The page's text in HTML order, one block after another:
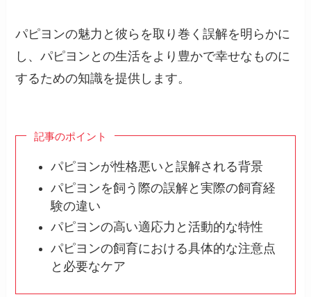
パピヨンの魅力と彼らを取り巻く誤解を明らかに
し、パピヨンとの生活をより豊かで幸せなものに
するための知識を提供します。
記事のポイント
パピヨンが性格悪いと誤解される背景
パピヨンを飼う際の誤解と実際の飼育経
験の違い
パピヨンの高い適応力と活動的な特性
パピヨンの飼育における具体的な注意点
と必要なケア